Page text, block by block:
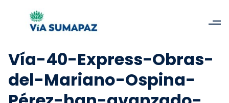
Vía-40-Express-Obras-
del-Mariano-Ospina-